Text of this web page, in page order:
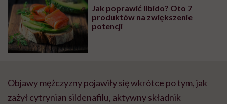
Jak poprawić libido? Oto 7
produktów na zwiększenie
potencji
Objawy mężczyzny pojawiły się wkrótce po tym, jak
zażył cytrynian sildenafilu, aktywny składnik